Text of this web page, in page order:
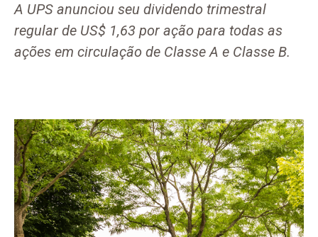
A UPS anunciou seu dividendo trimestral
regular de US$ 1,63 por ação para todas as
ações em circulação de Classe A e Classe B.